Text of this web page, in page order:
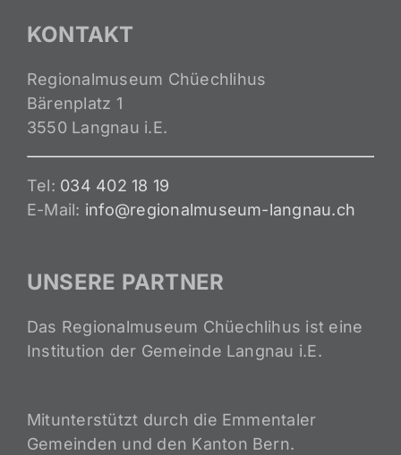
KONTAKT
Regionalmuseum Chüechlihus
Bärenplatz 1
3550 Langnau i.E.
Tel: 034 402 18 19
E-Mail: info@regionalmuseum-langnau.ch
UNSERE PARTNER
Das Regionalmuseum Chüechlihus ist eine
Institution der Gemeinde Langnau i.E.
Mitunterstützt durch die Emmentaler
Gemeinden und den Kanton Bern.